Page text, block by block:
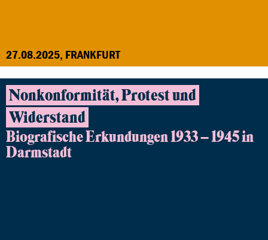
27.08.2025, FRANKFURT
Nonkonformität, Protest und
Widerstand
Biografische Erkundungen 1933 – 1945 in
Darmstadt